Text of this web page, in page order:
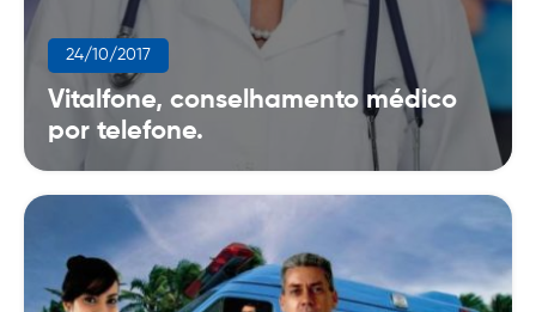
24/10/2017
Vitalfone, conselhamento médico
por telefone.